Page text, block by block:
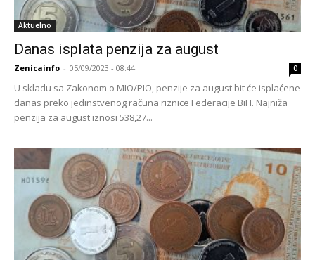
Aktuelno
Danas isplata penzija za august
Zenicainfo - 05/09/2023 - 08:44 0
U skladu sa Zakonom o MIO/PIO, penzije za august bit će isplaćene
danas preko jedinstvenog računa riznice Federacije BiH. Najniža
penzija za august iznosi 538,27...